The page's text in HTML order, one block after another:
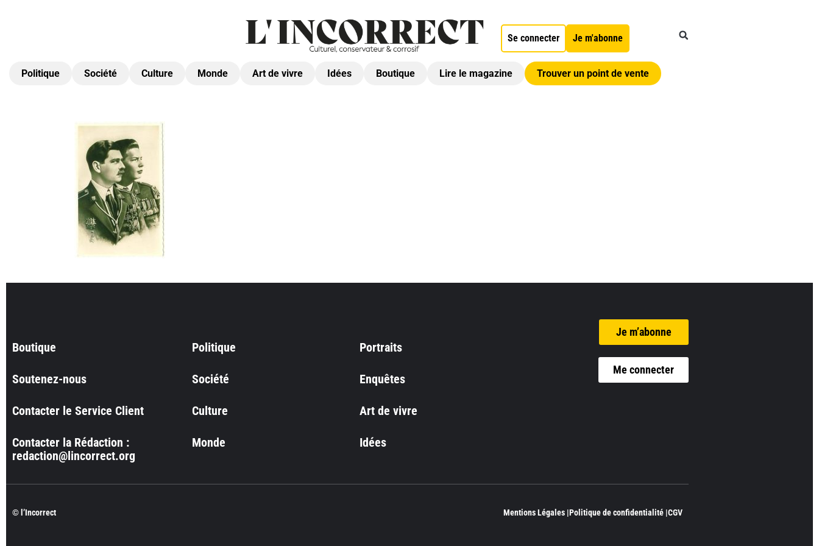
Se connecter Je m'abonne
Politique Société Culture Monde Art de vivre Idées Boutique Lire le magazine Trouver un point de vente
Boutique
Soutenez-nous
Contacter le Service Client
Contacter la Rédaction :
redaction@lincorrect.org
Politique
Société
Culture
Monde
Portraits
Enquêtes
Art de vivre
Idées
Je m’abonne
Me connecter
© l’Incorrect Mentions Légales |Politique de confidentialité |CGV